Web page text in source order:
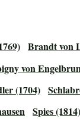
Brandt von
von
(1704)
Spies (1814)